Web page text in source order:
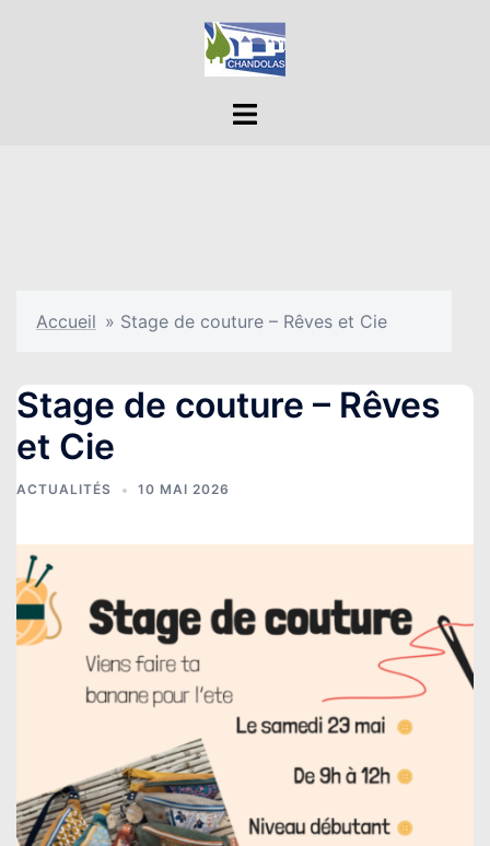
Ouvrir/fermer
Accueil » Stage de couture – Rêves et Cie
Stage de couture – Rêves
et Cie
ACTUALITÉS 10 MAI 2026